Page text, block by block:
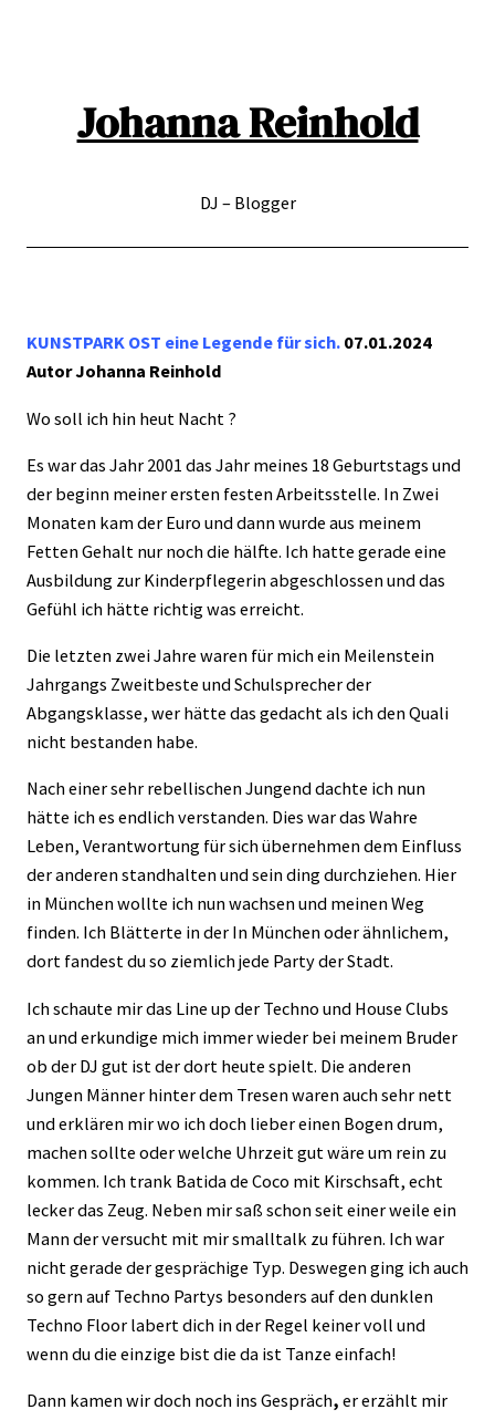
Johanna Reinhold
DJ – Blogger
KUNSTPARK OST eine Legende für sich. 07.01.2024
Autor Johanna Reinhold
Wo soll ich hin heut Nacht ?
Es war das Jahr 2001 das Jahr meines 18 Geburtstags und
der beginn meiner ersten festen Arbeitsstelle. In Zwei
Monaten kam der Euro und dann wurde aus meinem
Fetten Gehalt nur noch die hälfte. Ich hatte gerade eine
Ausbildung zur Kinderpflegerin abgeschlossen und das
Gefühl ich hätte richtig was erreicht.
Die letzten zwei Jahre waren für mich ein Meilenstein
Jahrgangs Zweitbeste und Schulsprecher der
Abgangsklasse, wer hätte das gedacht als ich den Quali
nicht bestanden habe.
Nach einer sehr rebellischen Jungend dachte ich nun
hätte ich es endlich verstanden. Dies war das Wahre
Leben, Verantwortung für sich übernehmen dem Einfluss
der anderen standhalten und sein ding durchziehen. Hier
in München wollte ich nun wachsen und meinen Weg
finden. Ich Blätterte in der In München oder ähnlichem,
dort fandest du so ziemlich jede Party der Stadt.
Ich schaute mir das Line up der Techno und House Clubs
an und erkundige mich immer wieder bei meinem Bruder
ob der DJ gut ist der dort heute spielt. Die anderen
Jungen Männer hinter dem Tresen waren auch sehr nett
und erklären mir wo ich doch lieber einen Bogen drum,
machen sollte oder welche Uhrzeit gut wäre um rein zu
kommen. Ich trank Batida de Coco mit Kirschsaft, echt
lecker das Zeug. Neben mir saß schon seit einer weile ein
Mann der versucht mit mir smalltalk zu führen. Ich war
nicht gerade der gesprächige Typ. Deswegen ging ich auch
so gern auf Techno Partys besonders auf den dunklen
Techno Floor labert dich in der Regel keiner voll und
wenn du die einzige bist die da ist Tanze einfach!
Dann kamen wir doch noch ins Gespräch, er erzählt mir